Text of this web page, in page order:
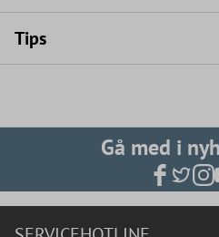
Tips
Gå med i